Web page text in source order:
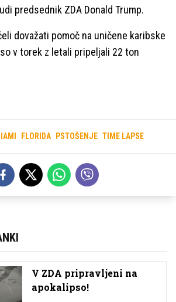
predsednik ZDA Donald Trump.
dovažati pomoč na uničene karibske
v torek z letali pripeljali 22 ton
FLORIDA PSTOŠENJE TIME LAPSE
V ZDA pripravljeni na
apokalipso!